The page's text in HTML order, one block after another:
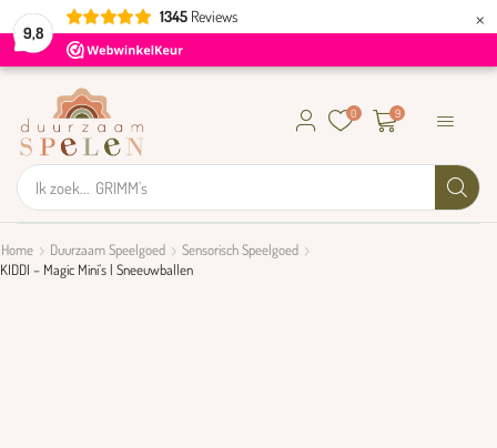
9,8
1345 Reviews ×
Ik zoek... GRIMM's
0 9
Home Duurzaam Speelgoed
Sensorisch Speelgoed
KIDDI – Magic Mini’s | Sneeuwballen